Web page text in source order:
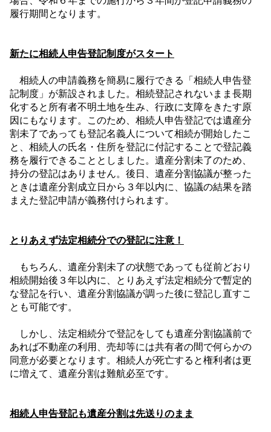
履行期間となります。
新たに相続人申告登記制度がスタート
相続人の申請義務を簡易に履行できる「相続人申告登
記制度」が新設されました。相続登記されないまま長期
化すると所有者不明土地を生み、行政に支障をきたす原
因にもなります。このため、相続人申告登記では遺産分
割未了であっても登記名義人について相続が開始したこ
と、相続人の氏名・住所を登記に付記することで登記義
務を履行できることとしました。遺産分割未了のため、
持分の登記はありません。後日、遺産分割協議が整った
ときは遺産分割成立日から３年以内に、協議の結果を踏
まえた登記申請が義務付けられます。
とりあえず法定相続分での登記に注意！
もちろん、遺産分割未了の状態であっても従前どおり
相続開始後３年以内に、とりあえず法定相続分で暫定的
な登記を行い、遺産分割協議が調った後に登記し直すこ
とも可能です。
しかし、法定相続分で登記をしても遺産分割協議前で
あれば不動産の利用、売却等には共有者の間で何らかの
同意が必要となります。相続人が死亡すると権利者は更
に増えて、遺産分割は難航必至です。
相続人申告登記も遺産分割は先送りのまま